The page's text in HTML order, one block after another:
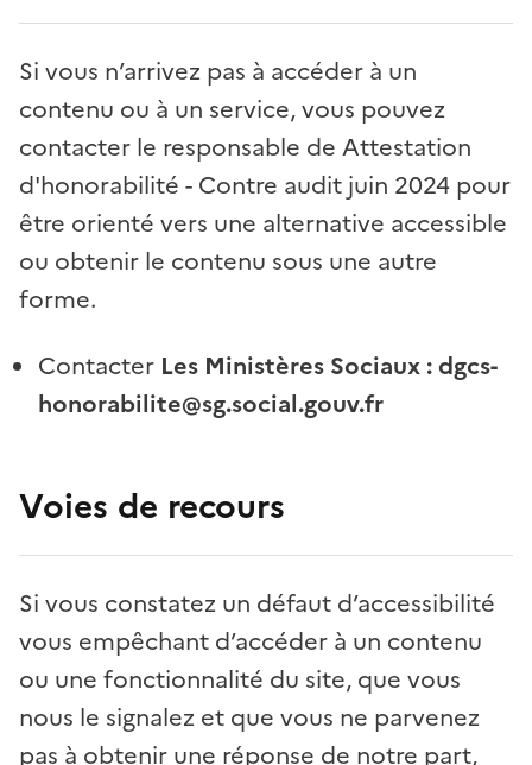
Si vous n’arrivez pas à accéder à un
contenu ou à un service, vous pouvez
contacter le responsable de Attestation
d'honorabilité - Contre audit juin 2024 pour
être orienté vers une alternative accessible
ou obtenir le contenu sous une autre
forme.
Contacter Les Ministères Sociaux : dgcs-
honorabilite@sg.social.gouv.fr
Voies de recours
Si vous constatez un défaut d’accessibilité
vous empêchant d’accéder à un contenu
ou une fonctionnalité du site, que vous
nous le signalez et que vous ne parvenez
pas à obtenir une réponse de notre part,